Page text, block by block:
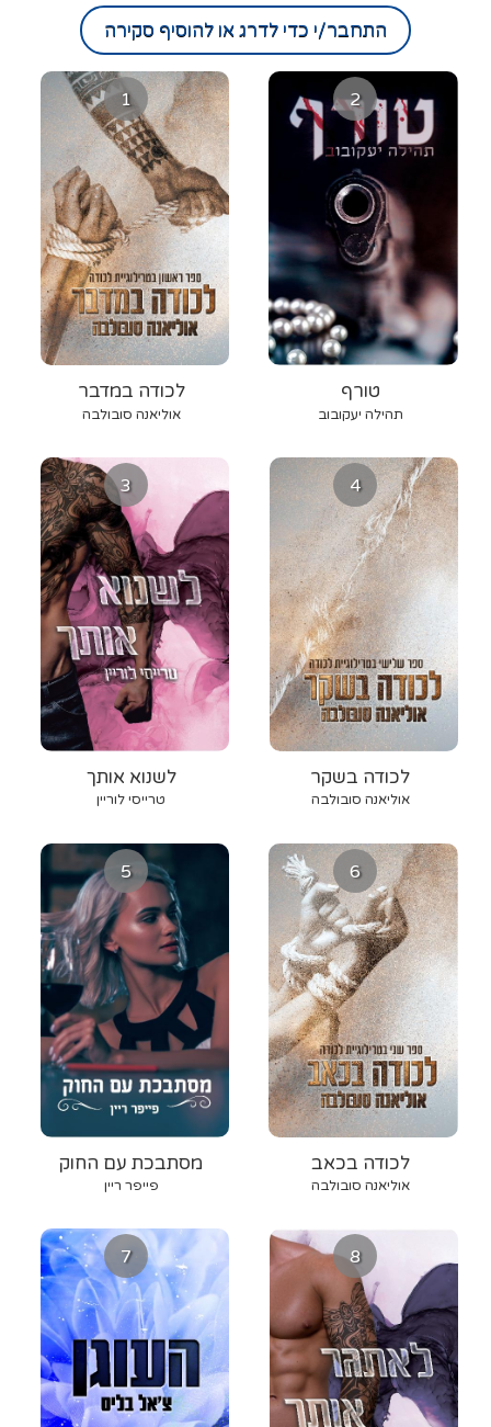
התחבר/י כדי לדרג או להוסיף סקירה
1
לכודה במדבר
אוליאנה סובולבה
2
טורף
תהילה יעקובוב
3
לשנוא אותך
טרייסי לוריין
4
לכודה בשקר
אוליאנה סובולבה
5
מסתבכת עם החוק
פייפר ריין
6
לכודה בכאב
אוליאנה סובולבה
7 8